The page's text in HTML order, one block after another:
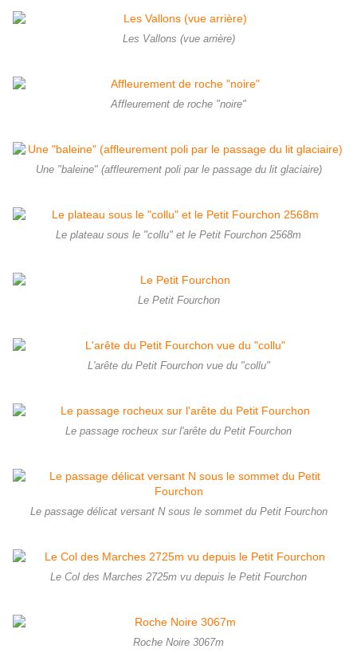
Les Vallons (vue arrière)
Affleurement de roche "noire"
Une "baleine" (affleurement poli par le passage du lit glaciaire)
Le plateau sous le "collu" et le Petit Fourchon 2568m
Le Petit Fourchon
L'arête du Petit Fourchon vue du "collu"
Le passage rocheux sur l'arête du Petit Fourchon
Le passage délicat versant N sous le sommet du Petit Fourchon
Le Col des Marches 2725m vu depuis le Petit Fourchon
Roche Noire 3067m